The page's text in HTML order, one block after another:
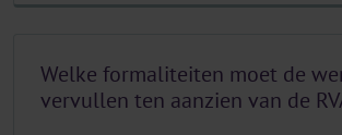
Welke formaliteiten moet de
vervullen ten aanzien van de